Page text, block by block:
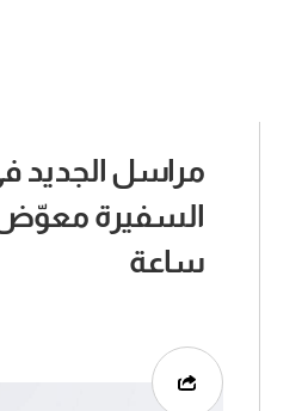
مراسل الجديد
السفيرة معوّض
ساعة